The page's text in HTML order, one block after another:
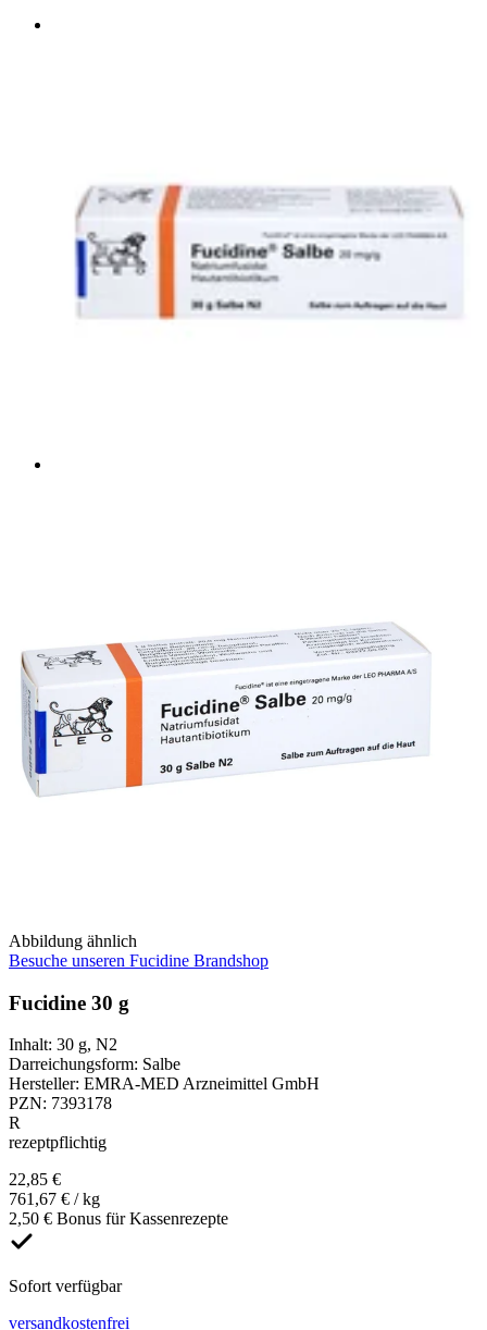
Abbildung ähnlich
Besuche unseren Fucidine Brandshop
Fucidine 30 g
Inhalt: 30 g, N2
Darreichungsform: Salbe
Hersteller: EMRA-MED Arzneimittel GmbH
PZN: 7393178
R
rezeptpflichtig
22,85 €
761,67 € / kg
2,50 € Bonus für Kassenrezepte
Sofort verfügbar
versandkostenfrei